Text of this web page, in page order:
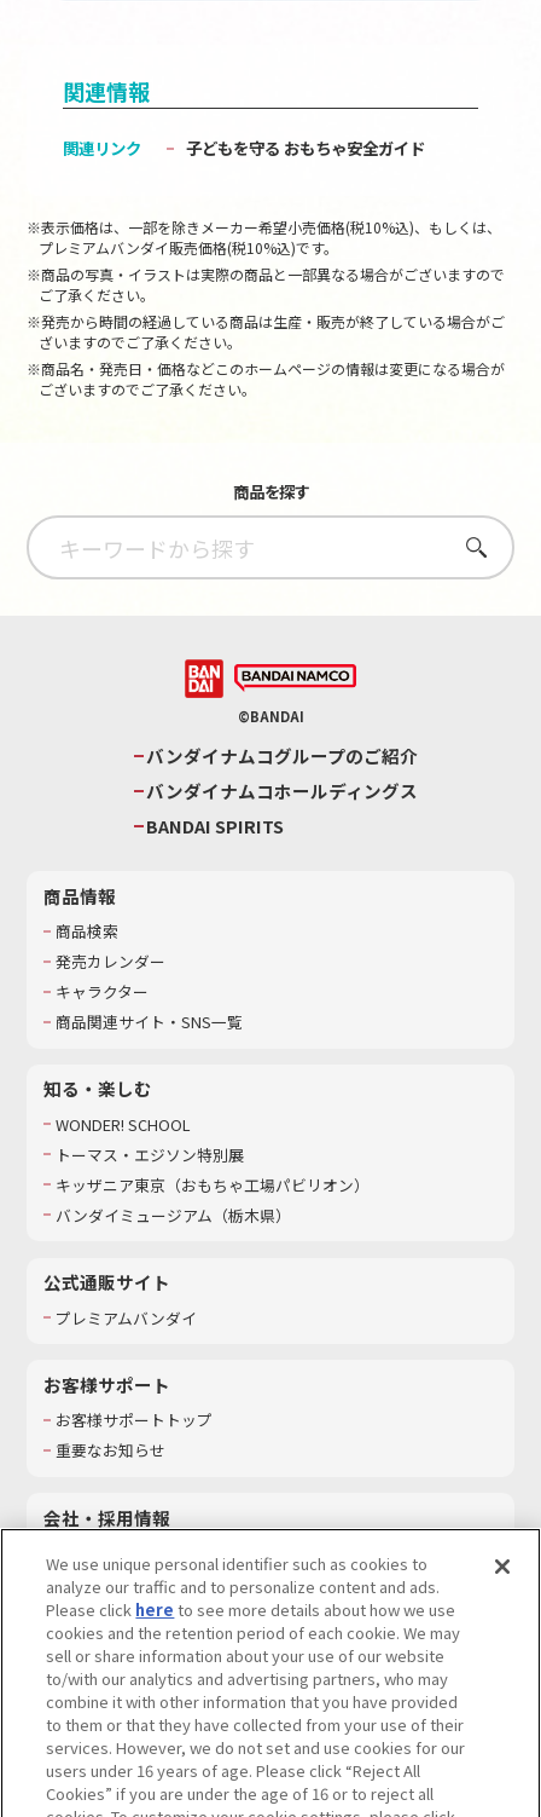
関連情報
関連リンク 子どもを守る おもちゃ安全ガイド
※表示価格は、一部を除きメーカー希望小売価格(税10%込)、もしくは、
プレミアムバンダイ販売価格(税10%込)です。
※商品の写真・イラストは実際の商品と一部異なる場合がございますので
ご了承ください。
※発売から時間の経過している商品は生産・販売が終了している場合がご
ざいますのでご了承ください。
※商品名・発売日・価格などこのホームページの情報は変更になる場合が
ございますのでご了承ください。
商品を探す
さがす
©BANDAI
バンダイナムコグループのご紹介
バンダイナムコホールディングス
BANDAI SPIRITS
商品情報
商品検索
発売カレンダー
キャラクター
商品関連サイト・SNS一覧
知る・楽しむ
WONDER! SCHOOL
トーマス・エジソン特別展
キッザニア東京（おもちゃ工場パビリオン）​
バンダイミュージアム（栃木県）
公式通販サイト
プレミアムバンダイ
お客様サポート
お客様サポートトップ
重要なお知らせ
会社・採用情報
採用情報
サステナビリティ
お問い合わせ
ウェブサイトご利用条件 ソーシャルメディアポリシー
個人情報及び特定個人情報等の取り扱いに関する保護方針
We use unique personal identifier such as cookies to
analyze our traffic and to personalize content and ads.
Please click here to see more details about how we use
cookies and the retention period of each cookie. We may
sell or share information about your use of our website
to/with our analytics and advertising partners, who may
combine it with other information that you have provided
to them or that they have collected from your use of their
services. However, we do not set and use cookies for our
users under 16 years of age. Please click “Reject All
Cookies” if you are under the age of 16 or to reject all